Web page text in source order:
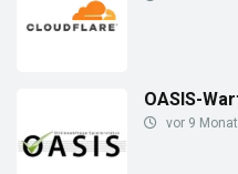
OASIS-
vor 9